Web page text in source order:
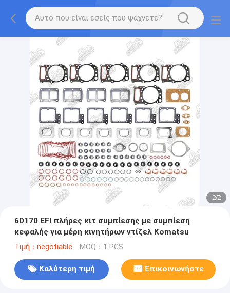
2/2
6D170 EFI πλήρες κιτ συμπίεσης με συμπίεση
κεφαλής για μέρη κινητήρων ντίζελ Komatsu
Τιμή：negotiable MOQ：1 PCS
Καλύτερη τιμή Επικοινωνήστε